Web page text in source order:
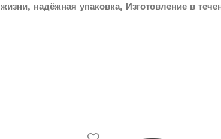
жизни, надёжная упаковка, Изготовление в